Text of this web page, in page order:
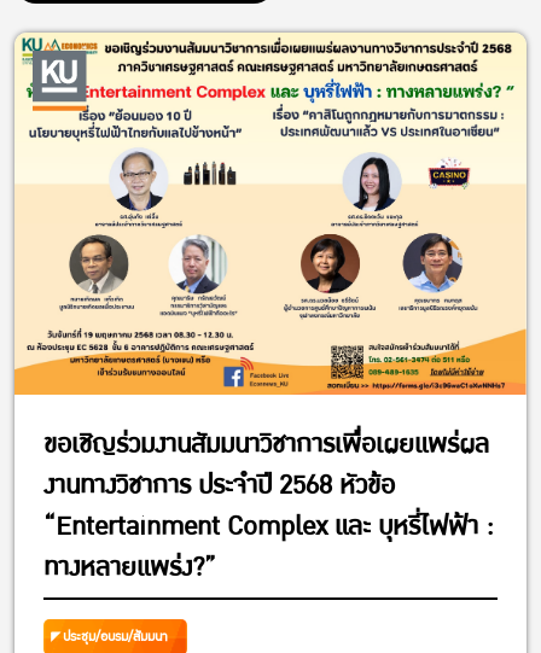
ขอเชิญร่วมงานสัมมนาวิชาการเพื่อเผยแพร่ผล
งานทางวิชาการ ประจำปี 2568 หัวข้อ
“Entertainment Complex และ บุหรี่ไฟฟ้า :
ทางหลายแพร่ง?”
ประชุม/อบรม/สัมมนา